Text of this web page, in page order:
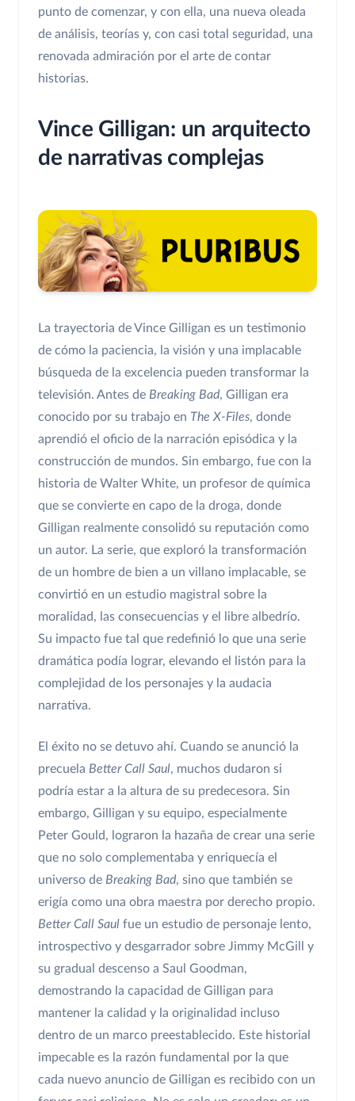
punto de comenzar, y con ella, una nueva oleada
de análisis, teorías y, con casi total seguridad, una
renovada admiración por el arte de contar
historias.
Vince Gilligan: un arquitecto
de narrativas complejas
La trayectoria de Vince Gilligan es un testimonio
de cómo la paciencia, la visión y una implacable
búsqueda de la excelencia pueden transformar la
televisión. Antes de Breaking Bad, Gilligan era
conocido por su trabajo en The X-Files, donde
aprendió el oficio de la narración episódica y la
construcción de mundos. Sin embargo, fue con la
historia de Walter White, un profesor de química
que se convierte en capo de la droga, donde
Gilligan realmente consolidó su reputación como
un autor. La serie, que exploró la transformación
de un hombre de bien a un villano implacable, se
convirtió en un estudio magistral sobre la
moralidad, las consecuencias y el libre albedrío.
Su impacto fue tal que redefinió lo que una serie
dramática podía lograr, elevando el listón para la
complejidad de los personajes y la audacia
narrativa.
El éxito no se detuvo ahí. Cuando se anunció la
precuela Better Call Saul, muchos dudaron si
podría estar a la altura de su predecesora. Sin
embargo, Gilligan y su equipo, especialmente
Peter Gould, lograron la hazaña de crear una serie
que no solo complementaba y enriquecía el
universo de Breaking Bad, sino que también se
erigía como una obra maestra por derecho propio.
Better Call Saul fue un estudio de personaje lento,
introspectivo y desgarrador sobre Jimmy McGill y
su gradual descenso a Saul Goodman,
demostrando la capacidad de Gilligan para
mantener la calidad y la originalidad incluso
dentro de un marco preestablecido. Este historial
impecable es la razón fundamental por la que
cada nuevo anuncio de Gilligan es recibido con un